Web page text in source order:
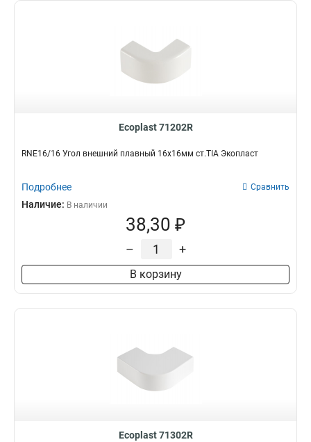
Ecoplast 71202R
RNE16/16 Угол внешний плавный 16х16мм ст.TIA Экопласт
Подробнее Сравнить
Наличие: В наличии
38,30 ₽
– +
В корзину
Ecoplast 71302R